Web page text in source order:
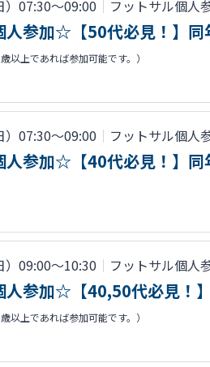
07:30〜09:00 ｜ フットサル個人
参加☆【50代必見！】同
以上であれば参加可能です。）
07:30〜09:00 ｜ フットサル個人
参加☆【40代必見！】同
09:00〜10:30 ｜ フットサル個人
参加☆【40,50代必見！
以上であれば参加可能です。）